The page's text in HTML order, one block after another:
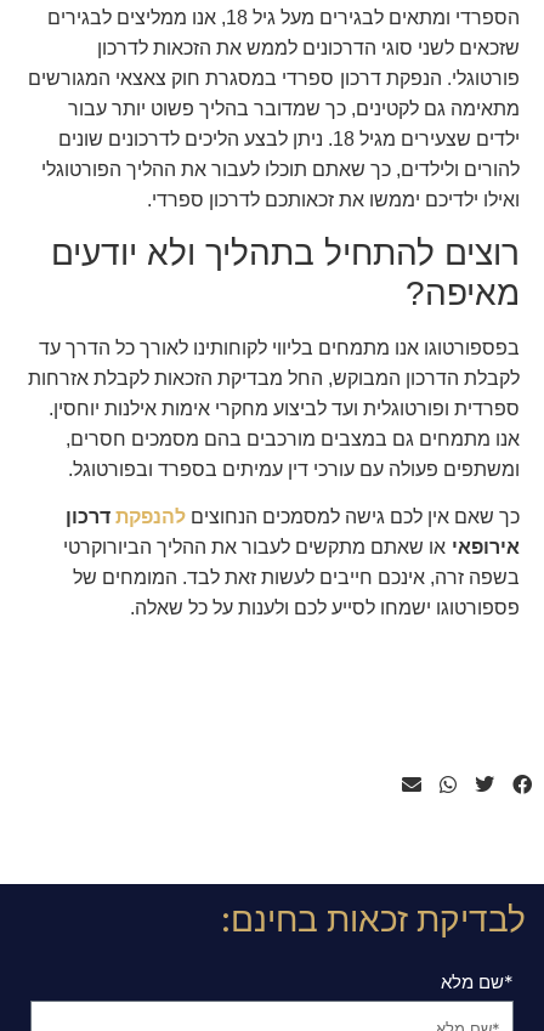
הספרדי ומתאים לבגירים מעל גיל 18, אנו ממליצים לבגירים
שזכאים לשני סוגי הדרכונים לממש את הזכאות לדרכון
פורטוגלי. הנפקת דרכון ספרדי במסגרת חוק צאצאי המגורשים
מתאימה גם לקטינים, כך שמדובר בהליך פשוט יותר עבור
ילדים שצעירים מגיל 18. ניתן לבצע הליכים לדרכונים שונים
להורים ולילדים, כך שאתם תוכלו לעבור את ההליך הפורטוגלי
ואילו ילדיכם יממשו את זכאותכם לדרכון ספרדי.
רוצים להתחיל בתהליך ולא יודעים
מאיפה?
בפספורטוגו אנו מתמחים בליווי לקוחותינו לאורך כל הדרך עד
לקבלת הדרכון המבוקש, החל מבדיקת הזכאות לקבלת אזרחות
ספרדית ופורטוגלית ועד לביצוע מחקרי אימות אילנות יוחסין.
אנו מתמחים גם במצבים מורכבים בהם מסמכים חסרים,
ומשתפים פעולה עם עורכי דין עמיתים בספרד ובפורטוגל.
כך שאם אין לכם גישה למסמכים הנחוצים להנפקת דרכון
אירופאי או שאתם מתקשים לעבור את ההליך הביורוקרטי
בשפה זרה, אינכם חייבים לעשות זאת לבד. המומחים של
פספורטוגו ישמחו לסייע לכם ולענות על כל שאלה.
לבדיקת זכאות בחינם:
*שם מלא